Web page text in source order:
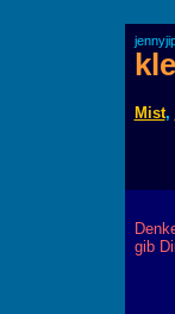
Mist,
gib